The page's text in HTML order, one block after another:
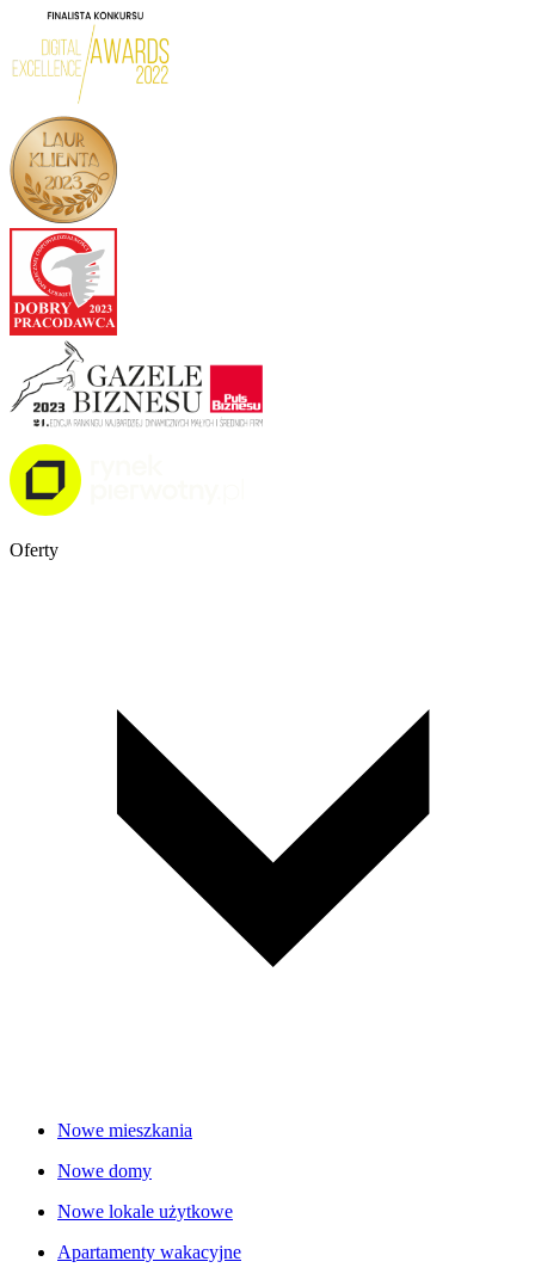
Oferty
Nowe mieszkania
Nowe domy
Nowe lokale użytkowe
Apartamenty wakacyjne